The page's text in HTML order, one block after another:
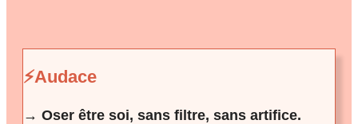
⚡Audace
→ Oser être soi, sans filtre, sans artifice.